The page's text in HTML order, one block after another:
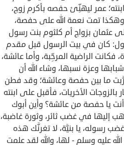
عمر ليهنِّئ حفصه بأكرم زوج،
تمت نعمة الله على حفصة،
عثمان بزواج أم كلثوم بنت رسول
كان في بيت الرسول قبل مقدم
الراضية المرحِّبة، وأما عائشة،
وعزة نسبها، وشاء الله أن
ما بين حفصة وعائشة؛ وقد فطن
بالزوجات الأخريات، فأقبل على ابنته
أنت يا حفصة من عائشة؟ وأين أبوك
إليها في غضب ثائر، وثورة غاضبة،
رسوله، يا بنيَّة، لا تغرنَّك هذه
عليه وسلم - لها، والله لقد علمت